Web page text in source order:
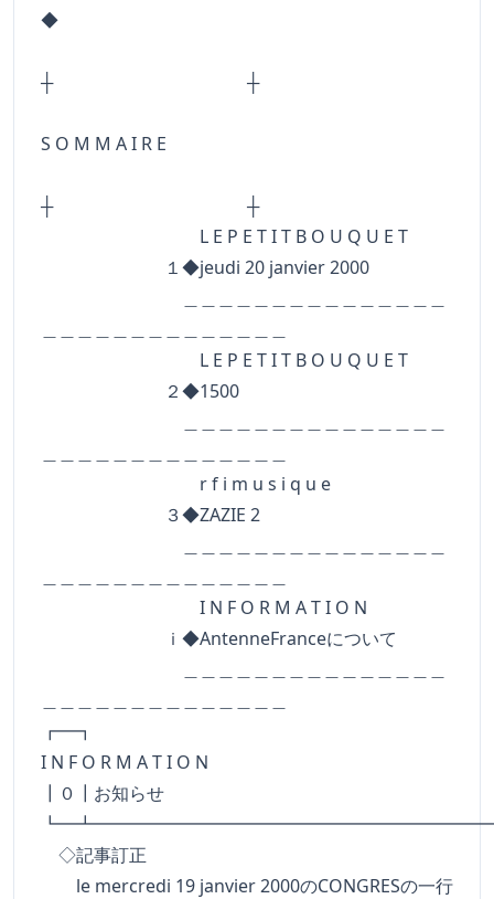
◆
┼ ┼
S O M M A I R E
┼ ┼
L E P E T I T B O U Q U E T
１◆jeudi 20 janvier 2000
L E P E T I T B O U Q U E T
２◆1500
r f i m u s i q u e
３◆ZAZIE 2
I N F O R M A T I O N
ｉ◆AntenneFranceについて
I N F O R M A T I O N
┃０┃お知らせ
◇記事訂正
le mercredi 19 janvier 2000のCONGRESの一行